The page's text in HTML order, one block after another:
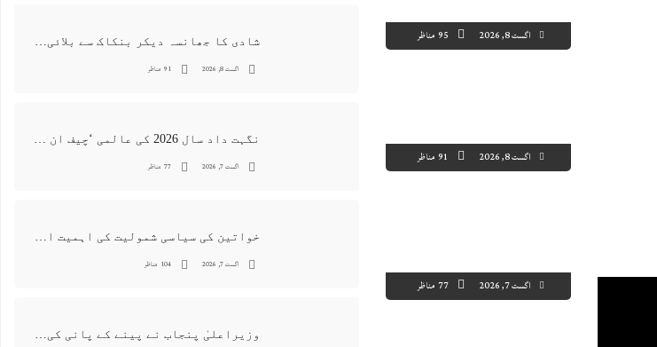
اگست 8, 2026 95 مناظر
اگست 8, 2026 91 مناظر
اگست 7, 2026 77 مناظر
شادی کا جھانسہ دیکر بنکاک سے بلائی گئی خاتون سے مبینہ زیادتی، ملزم گرفتار
اگست 8, 2026 91 مناظر
نگہت داد سال 2026 کی عالمی ‘چیف ان اے آئی 100’ فہرست میں شامل
اگست 7, 2026 77 مناظر
خواتین کی سیاسی شمولیت کی اہمیت اور فیصلہ سازی کے عمل میں فعال کردار
اگست 7, 2026 104 مناظر
وزیراعلیٰ پنجاب نے پینے کے پانی کی بوتل پر چارجز لگانے کی تجویز مستر دکر دی